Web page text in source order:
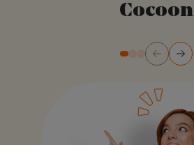
Cocoon
Diapositive